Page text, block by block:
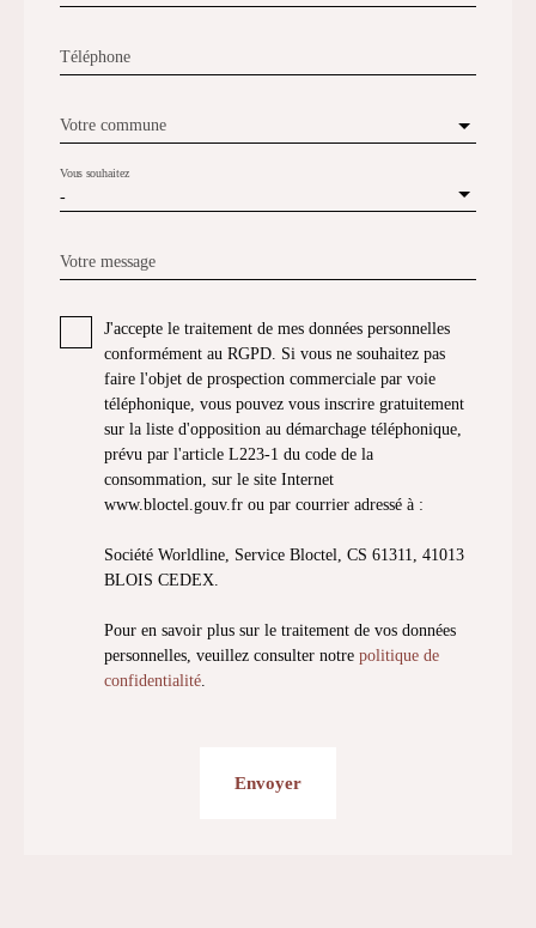
Téléphone
Votre commune
-
Vous souhaitez
Votre message
J'accepte le traitement de mes données personnelles
conformément au RGPD. Si vous ne souhaitez pas
faire l'objet de prospection commerciale par voie
téléphonique, vous pouvez vous inscrire gratuitement
sur la liste d'opposition au démarchage téléphonique,
prévu par l'article L223-1 du code de la
consommation, sur le site Internet
www.bloctel.gouv.fr ou par courrier adressé à :
Société Worldline, Service Bloctel, CS 61311, 41013
BLOIS CEDEX.
Pour en savoir plus sur le traitement de vos données
personnelles, veuillez consulter notre politique de
confidentialité
Envoyer